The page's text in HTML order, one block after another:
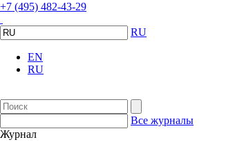
+7 (495) 482-43-29
RU
EN
RU
Все журналы
Журнал